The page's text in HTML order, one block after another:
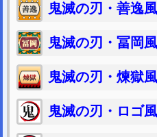
鬼滅の刃・善逸
鬼滅の刃・冨岡
鬼滅の刃・煉獄
鬼滅の刃・ロゴ